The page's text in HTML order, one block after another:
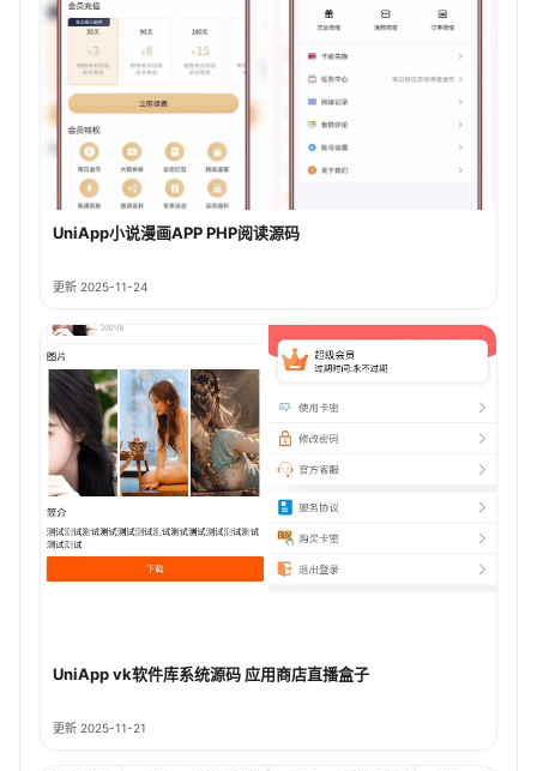
UniApp小说漫画APP PHP阅读源码
更新 2025-11-24
UniApp vk软件库系统源码 应用商店直播盒子
更新 2025-11-21